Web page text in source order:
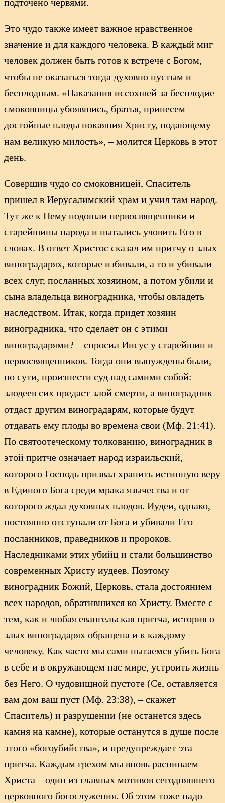
Это чудо также имеет важное нравственное
значение и для каждого человека. В каждый миг
человек должен быть готов к встрече с Богом,
чтобы не оказаться тогда духовно пустым и
бесплодным. «Наказания иссохшей за бесплодие
смоковницы убоявшись, братья, принесем
достойные плоды покаяния Христу, подающему
нам великую милость», – молится Церковь в этот
день.
Совершив чудо со смоковницей, Спаситель
пришел в Иерусалимский храм и учил там народ.
Тут же к Нему подошли первосвященники и
старейшины народа и пытались уловить Его в
словах. В ответ Христос сказал им притчу о злых
виноградарях, которые избивали, а то и убивали
всех слуг, посланных хозяином, а потом убили и
сына владельца виноградника, чтобы овладеть
наследством. Итак, когда придет хозяин
виноградника, что сделает он с этими
виноградарями? – спросил Иисус у старейшин и
первосвященников. Тогда они вынуждены были,
по сути, произнести суд над самими собой:
злодеев сих предаст злой смерти, а виноградник
отдаст другим виноградарям, которые будут
отдавать ему плоды во времена свои (Мф. 21:41).
По святоотеческому толкованию, виноградник в
этой притче означает народ израильский,
которого Господь призвал хранить истинную веру
в Единого Бога среди мрака язычества и от
которого ждал духовных плодов. Иудеи, однако,
постоянно отступали от Бога и убивали Его
посланников, праведников и пророков.
Наследниками этих убийц и стали большинство
современных Христу иудеев. Поэтому
виноградник Божий, Церковь, стала достоянием
всех народов, обратившихся ко Христу. Вместе с
тем, как и любая евангельская притча, история о
злых виноградарях обращена и к каждому
человеку. Как часто мы сами пытаемся убить Бога
в себе и в окружающем нас мире, устроить жизнь
без Него. О чудовищной пустоте (Се, оставляется
вам дом ваш пуст (Мф. 23:38), – скажет
Спаситель) и разрушении (не останется здесь
камня на камне), которые останутся в душе после
этого «богоубийства», и предупреждает эта
притча. Каждым грехом мы вновь распинаем
Христа – один из главных мотивов сегодняшнего
церковного богослужения. Об этом тоже надо